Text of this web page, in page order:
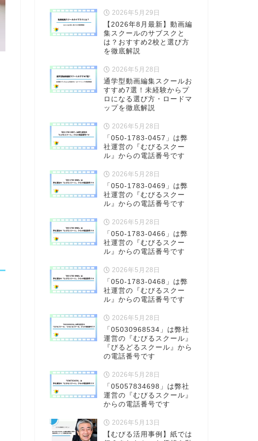
2026年5月29日
【2026年8月最新】動画編
集スクールのサブスクと
は？おすすめ2校と選び方
を徹底解説
2026年5月28日
通学型動画編集スクールお
すすめ7選！未経験からプ
ロになる選び方・ロードマ
ップを徹底解説
2026年5月28日
「050-1783-0457」は弊
社運営の『むびるスクー
ル』からの電話番号です
2026年5月28日
「050-1783-0469」は弊
社運営の『むびるスクー
ル』からの電話番号です
2026年5月28日
「050-1783-0466」は弊
社運営の『むびるスクー
ル』からの電話番号です
2026年5月28日
「050-1783-0468」は弊
社運営の『むびるスクー
ル』からの電話番号です
2026年5月28日
「05030968534」は弊社
運営の『むびるスクール』
『びるどるスクール』から
の電話番号です
2026年5月28日
「05057834698」は弊社
運営の『むびるスクール』
からの電話番号です
2026年5月13日
【むびる活用事例】紙では